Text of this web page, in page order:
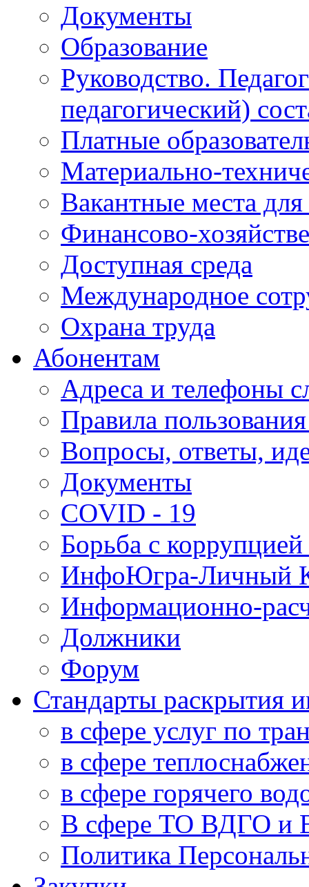
Документы
Образование
Руководство.
педагогический)
Платные
Материально-
Вакантные места
Финансово-
Доступная среда
Международное
Охрана труда
Абонентам
Адреса и телефоны
Правила
Вопросы, ответы,
Документы
COVID - 19
Борьба с
ИнфоЮгра-Личный
Информационно-
Должники
Форум
Стандарты раскрытия
в сфере услуг по
в сфере
в сфере горячего
В сфере ТО ВДГО и
Политика